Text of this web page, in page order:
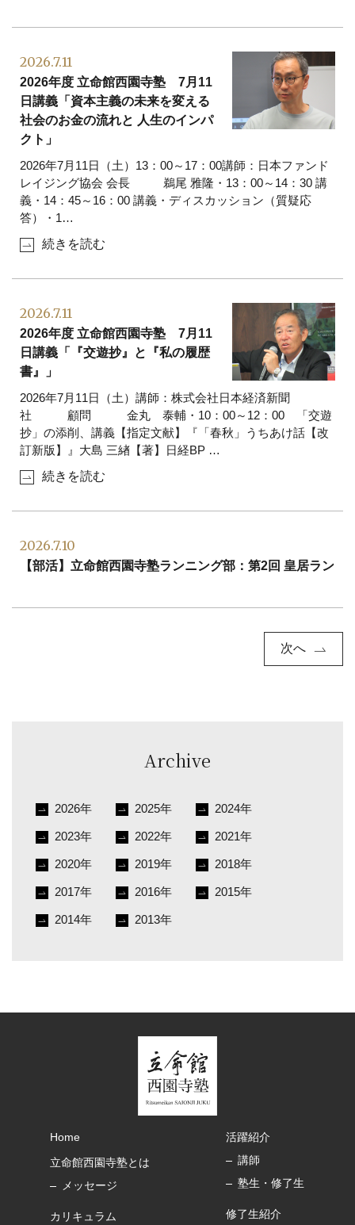
2026.7.11
2026年度 立命館西園寺塾 7月11
日講義「資本主義の未来を変える
社会のお金の流れと 人生のインパ
クト」
2026年7月11日（土）13：00～17：00講師：日本ファンド
レイジング協会 会長 鵜尾 雅隆・13：00～14：30 講
義・14：45～16：00 講義・ディスカッション（質疑応
答）・1…
続きを読む
2026.7.11
2026年度 立命館西園寺塾 7月11
日講義「『交遊抄』と『私の履歴
書』」
2026年7月11日（土）講師：株式会社日本経済新聞
社 顧問 金丸 泰輔・10：00～12：00 「交遊
抄」の添削、講義【指定文献】『「春秋」うちあけ話【改
訂新版】』大島 三緖【著】日経BP …
続きを読む
2026.7.10
【部活】立命館西園寺塾ランニング部：第2回 皇居ラン
次へ
Archive
2026年 2025年 2024年
2023年 2022年 2021年
2020年 2019年 2018年
2017年 2016年 2015年
2014年 2013年
Home
立命館西園寺塾とは
メッセージ
カリキュラム
活躍紹介
講師
塾生・修了生
修了生紹介